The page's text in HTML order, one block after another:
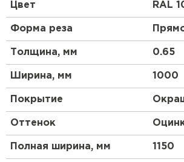
который подходит не только для
домов. Проще говоря, профлист С-
жесткости марки С8
строительства надежной
С20 и, тем более, С21 избыточно
Преимущества и
К основным достоинствам
Цвет RAL
Форма реза
Толщина, мм 0.65
Ширина, мм 1000
Покрытие
Оттенок
Полная ширина, мм 1150